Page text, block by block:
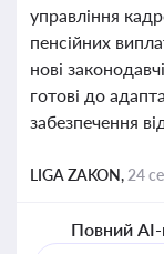
управління
пенсійних
нові
готові до
забезпечення
LIGA ZAKON, 24
Повний AI-